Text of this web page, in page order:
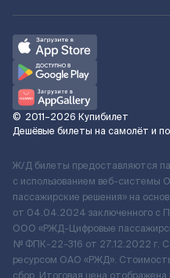
© 2011–2026 Купибилет
Дешёвые билеты на самолёт и
Ж/Д билеты предоставляются
с использованием веб-
пассажирские решения» на
от 04.04.2024 заключенного с
ООО «РЖД-Цифровые
№ ФПК-22-316 от 27.12.2022 г.
ресурсом ОАО «РЖД».